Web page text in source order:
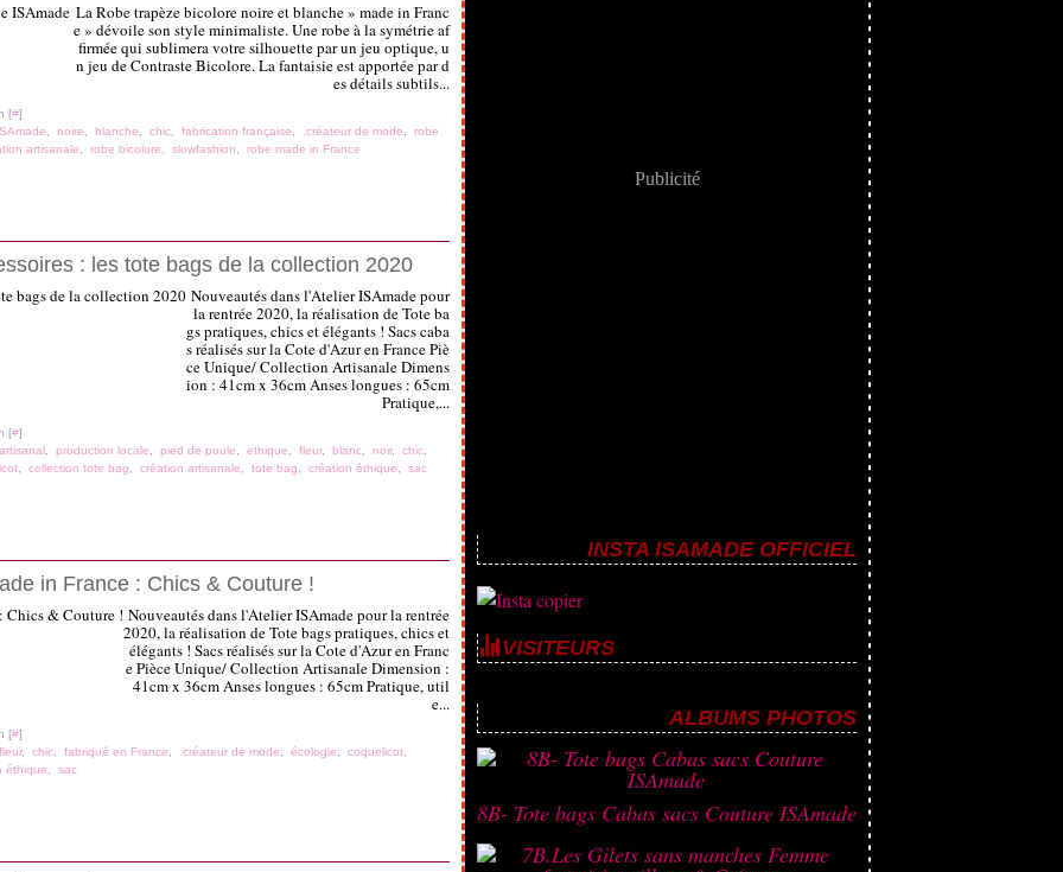
La Robe trapèze bicolore noire et blanche » made in Franc
e » dévoile son style minimaliste. Une robe à la symétrie af
firmée qui sublimera votre silhouette par un jeu optique, u
n jeu de Contraste Bicolore. La fantaisie est apportée par d
es détails subtils...
[#]
noire blanche chic fabrication française .créateur de mode
robe
artisanale robe bicolore slowfashion robe made in France
: les tote bags de la collection 2020
Nouveautés dans l'Atelier ISAmade pour
la rentrée 2020, la réalisation de Tote ba
gs pratiques, chics et élégants ! Sacs caba
s réalisés sur la Cote d'Azur en France Piè
ce Unique/ Collection Artisanale Dimens
ion : 41cm x 36cm Anses longues : 65cm
Pratique,...
[#]
artisanal production locale pied de poule ethique fleur, blanc noir, chic
collection tote bag création artisanale tote bag création éthique sac
in France : Chics & Couture !
Nouveautés dans l'Atelier ISAmade pour la rentrée
2020, la réalisation de Tote bags pratiques, chics et
élégants ! Sacs réalisés sur la Cote d'Azur en Franc
e Pièce Unique/ Collection Artisanale Dimension :
41cm x 36cm Anses longues : 65cm Pratique, util
e...
[#]
fleur, chic fabriqué en France .créateur de mode écologie coquelicot
éthique sac
Publicité
INSTA ISAMADE OFFICIEL
VISITEURS
ALBUMS PHOTOS
8B- Tote bags Cabas sacs Couture ISAmade